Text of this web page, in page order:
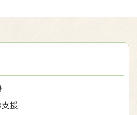
援